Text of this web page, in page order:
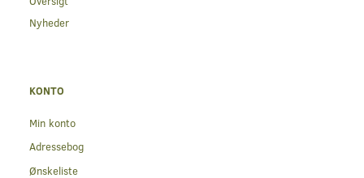
Nyheder
KONTO
Min konto
Adressebog
Ønskeliste